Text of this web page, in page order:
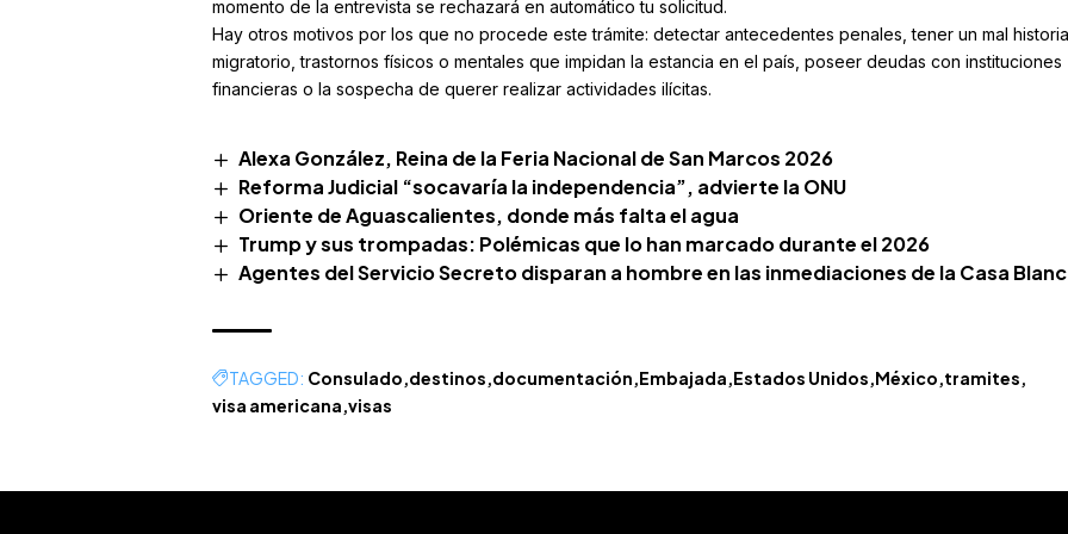
momento de la entrevista se rechazará en automático tu solicitud.
Hay otros motivos por los que no procede este trámite: detectar antecedentes penales, tener un mal
migratorio, trastornos físicos o mentales que impidan la estancia en el país, poseer deudas con instituciones
financieras o la sospecha de querer realizar actividades ilícitas.
Alexa González, Reina de la Feria Nacional de San Marcos 2026
Reforma Judicial “socavaría la independencia”, advierte la ONU
Oriente de Aguascalientes, donde más falta el agua
Trump y sus trompadas: Polémicas que lo han marcado durante el 2026
Agentes del Servicio Secreto disparan a hombre en las inmediaciones de la Casa
TAGGED: Consulado destinos documentación Embajada Estados Unidos México tramites
visa americana visas